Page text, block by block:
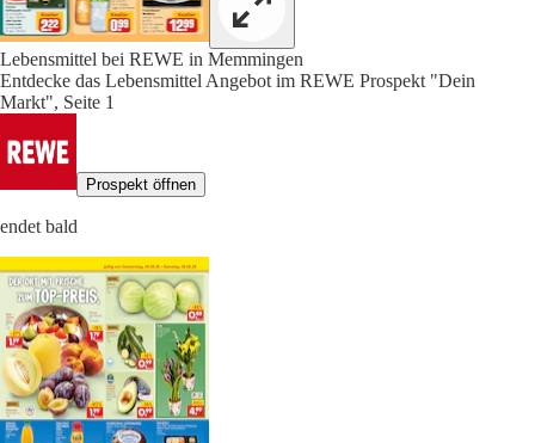
Lebensmittel bei REWE in Memmingen
Entdecke das Lebensmittel Angebot im REWE Prospekt "Dein
Markt", Seite 1
Prospekt öffnen
endet bald